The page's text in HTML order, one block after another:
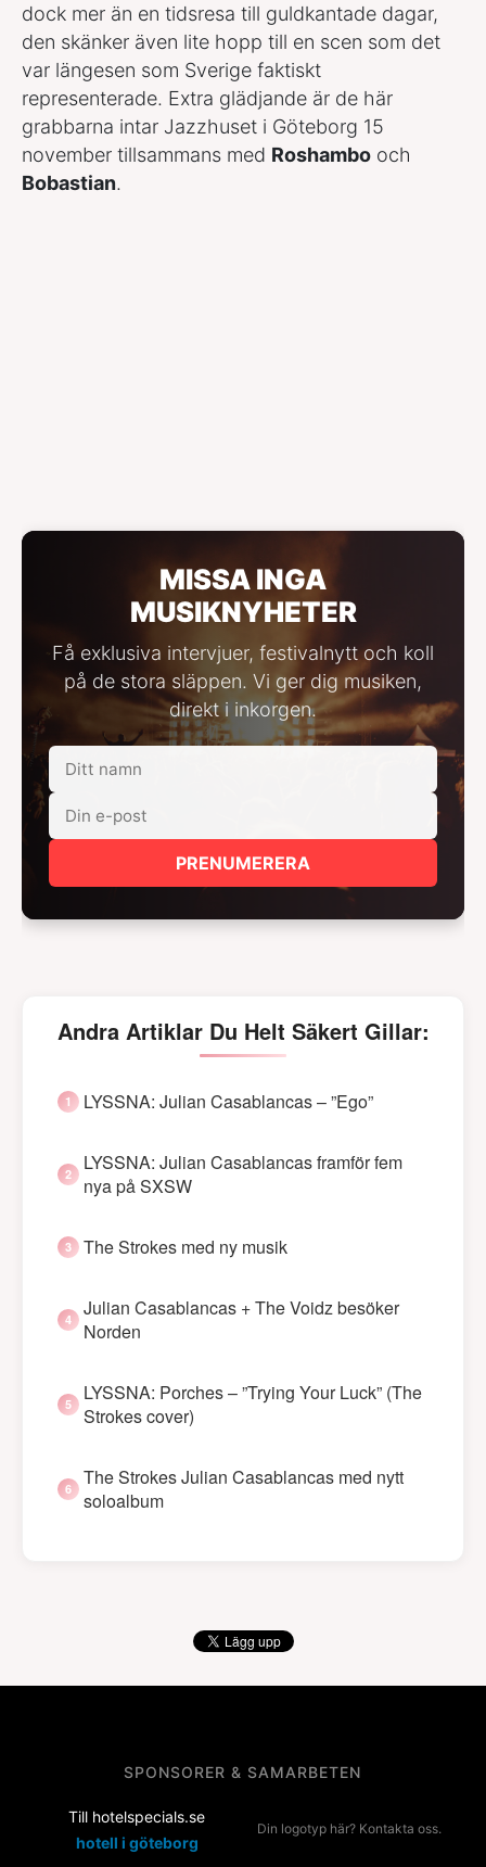
dock mer än en tidsresa till guldkantade dagar,
den skänker även lite hopp till en scen som det
var längesen som Sverige faktiskt
representerade. Extra glädjande är de här
grabbarna intar Jazzhuset i Göteborg 15
november tillsammans med Roshambo och
Bobastian.
MISSA INGA
MUSIKNYHETER
Få exklusiva intervjuer, festivalnytt och koll
på de stora släppen. Vi ger dig musiken,
direkt i inkorgen.
PRENUMERERA
Andra Artiklar Du Helt Säkert Gillar:
LYSSNA: Julian Casablancas – ”Ego”
LYSSNA: Julian Casablancas framför fem
nya på SXSW
The Strokes med ny musik
Julian Casablancas + The Voidz besöker
Norden
LYSSNA: Porches – ”Trying Your Luck” (The
Strokes cover)
The Strokes Julian Casablancas med nytt
soloalbum
SPONSORER & SAMARBETEN
Till hotelspecials.se
hotell i göteborg
Din logotyp här? Kontakta oss.